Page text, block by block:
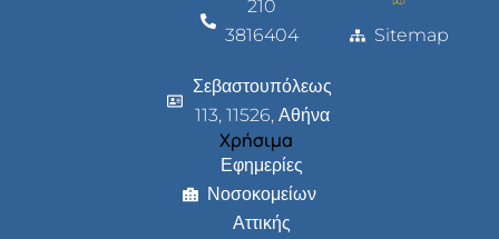
210
3816404
Σεβαστουπόλεως
113, 11526, Αθήνα
Χρήσιμα
Εφημερίες
Νοσοκομείων
Αττικής
Sitemap